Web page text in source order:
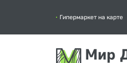
Гипермаркет на карте